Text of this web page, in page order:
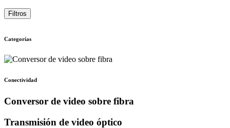
Filtros
Categorías
Conectividad
Conversor de video sobre fibra
Transmisión de video óptico